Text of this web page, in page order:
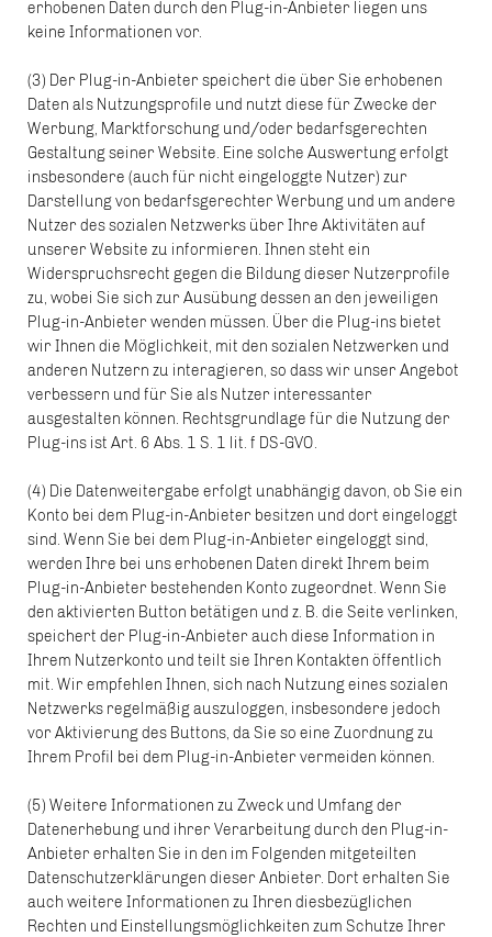
erhobenen Daten durch den Plug-in-Anbieter liegen uns
keine Informationen vor.
(3) Der Plug-in-Anbieter speichert die über Sie erhobenen
Daten als Nutzungsprofile und nutzt diese für Zwecke der
Werbung, Marktforschung und/oder bedarfsgerechten
Gestaltung seiner Website. Eine solche Auswertung erfolgt
insbesondere (auch für nicht eingeloggte Nutzer) zur
Darstellung von bedarfsgerechter Werbung und um andere
Nutzer des sozialen Netzwerks über Ihre Aktivitäten auf
unserer Website zu informieren. Ihnen steht ein
Widerspruchsrecht gegen die Bildung dieser Nutzerprofile
zu, wobei Sie sich zur Ausübung dessen an den jeweiligen
Plug-in-Anbieter wenden müssen. Über die Plug-ins bietet
wir Ihnen die Möglichkeit, mit den sozialen Netzwerken und
anderen Nutzern zu interagieren, so dass wir unser Angebot
verbessern und für Sie als Nutzer interessanter
ausgestalten können. Rechtsgrundlage für die Nutzung der
Plug-ins ist Art. 6 Abs. 1 S. 1 lit. f DS-GVO.
(4) Die Datenweitergabe erfolgt unabhängig davon, ob Sie ein
Konto bei dem Plug-in-Anbieter besitzen und dort eingeloggt
sind. Wenn Sie bei dem Plug-in-Anbieter eingeloggt sind,
werden Ihre bei uns erhobenen Daten direkt Ihrem beim
Plug-in-Anbieter bestehenden Konto zugeordnet. Wenn Sie
den aktivierten Button betätigen und z. B. die Seite verlinken,
speichert der Plug-in-Anbieter auch diese Information in
Ihrem Nutzerkonto und teilt sie Ihren Kontakten öffentlich
mit. Wir empfehlen Ihnen, sich nach Nutzung eines sozialen
Netzwerks regelmäßig auszuloggen, insbesondere jedoch
vor Aktivierung des Buttons, da Sie so eine Zuordnung zu
Ihrem Profil bei dem Plug-in-Anbieter vermeiden können.
(5) Weitere Informationen zu Zweck und Umfang der
Datenerhebung und ihrer Verarbeitung durch den Plug-in-
Anbieter erhalten Sie in den im Folgenden mitgeteilten
Datenschutzerklärungen dieser Anbieter. Dort erhalten Sie
auch weitere Informationen zu Ihren diesbezüglichen
Rechten und Einstellungsmöglichkeiten zum Schutze Ihrer